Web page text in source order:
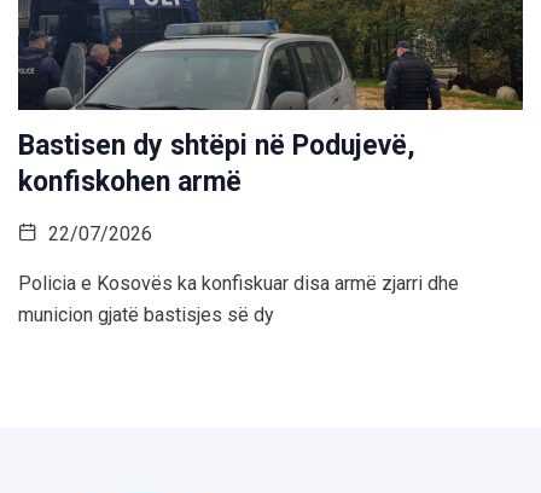
Bastisen dy shtëpi në Podujevë,
konfiskohen armë
22/07/2026
Policia e Kosovës ka konfiskuar disa armë zjarri dhe
municion gjatë bastisjes së dy